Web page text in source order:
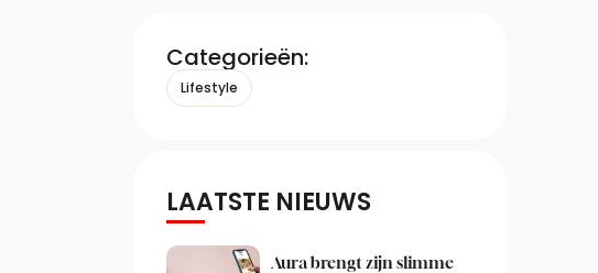
Categorieën:
Lifestyle
LAATSTE NIEUWS
Aura brengt zijn slimme